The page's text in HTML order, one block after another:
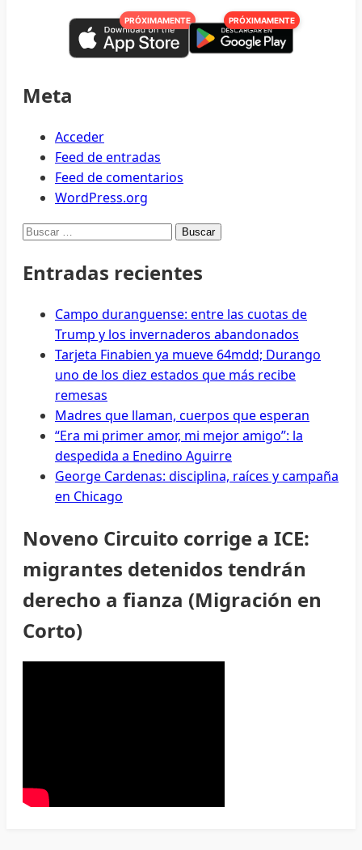
PRÓXIMAMENTE PRÓXIMAMENTE
Meta
Acceder
Feed de entradas
Feed de comentarios
WordPress.org
Buscar:
Entradas recientes
Campo duranguense: entre las cuotas de
Trump y los invernaderos abandonados
Tarjeta Finabien ya mueve 64mdd; Durango
uno de los diez estados que más recibe
remesas
Madres que llaman, cuerpos que esperan
“Era mi primer amor, mi mejor amigo”: la
despedida a Enedino Aguirre
George Cardenas: disciplina, raíces y campaña
en Chicago
Noveno Circuito corrige a ICE:
migrantes detenidos tendrán
derecho a fianza (Migración en
Corto)